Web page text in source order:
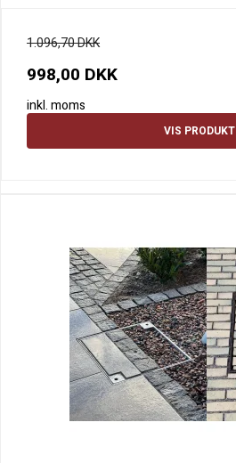
1.096,70 DKK
998,00 DKK
inkl. moms
VIS PRODUKT